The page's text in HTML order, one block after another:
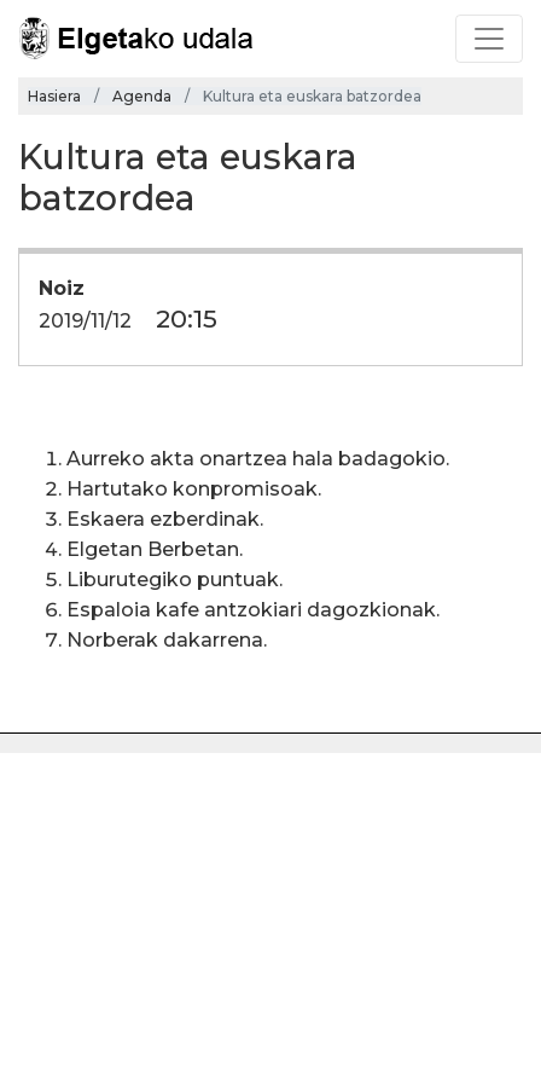
Hasiera Agenda Kultura eta euskara batzordea
Kultura eta euskara
batzordea
Noiz
2019/11/12
20:15
Aurreko akta onartzea hala badagokio.
Hartutako konpromisoak.
Eskaera ezberdinak.
Elgetan Berbetan.
Liburutegiko puntuak.
Espaloia kafe antzokiari dagozkionak.
Norberak dakarrena.